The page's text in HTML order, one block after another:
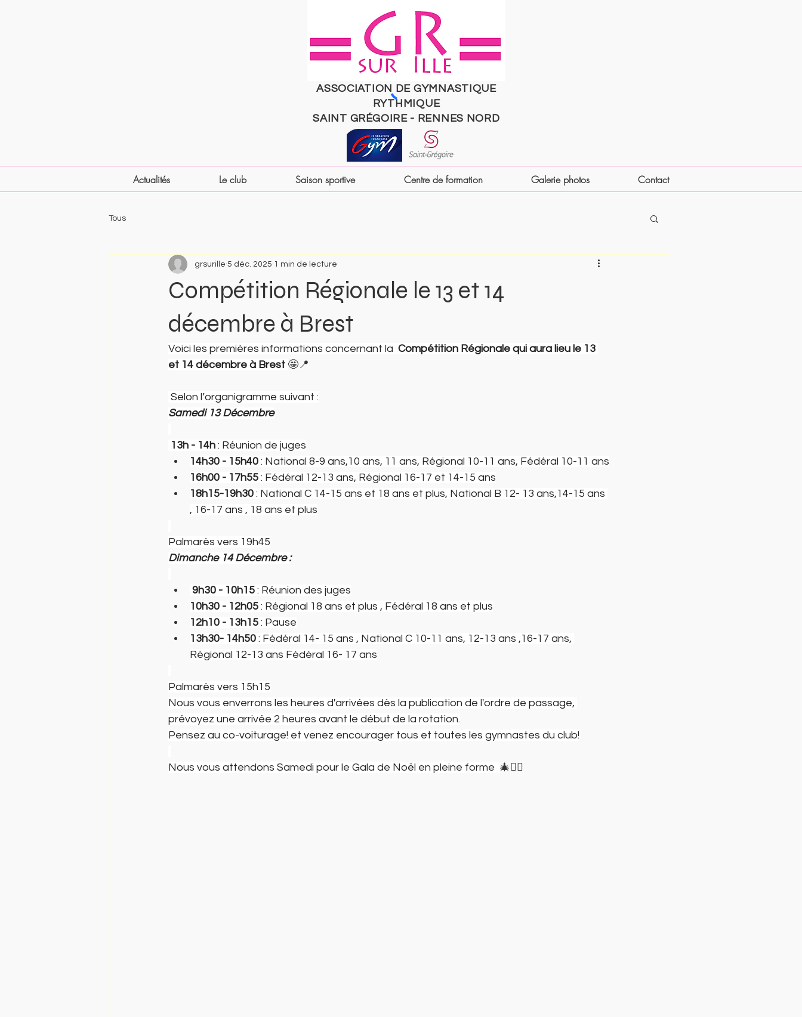
ASSOCIATION DE GYMNASTIQUE
RYTHMIQUE
SAINT GRÉGOIRE- RENNES NORD
Actualités Le club Saison sportive Centre de formation Galerie photos Contact
Tous
Compétition Régionale le 13 et 14
décembre à Brest
grsurille 5 déc. 2025 1 min de lecture
Voici les premières informations concernant la Compétition Régionale qui aura lieu le 13
et 14 décembre à Brest 🤩📍
Selon l’organigramme suivant :
Samedi 13 Décembre
13h - 14h : Réunion de juges
14h30 - 15h40 : National 8-9 ans,10 ans, 11 ans, Régional 10-11 ans, Fédéral 10-11 ans
16h00 - 17h55 : Fédéral 12-13 ans, Régional 16-17 et 14-15 ans
18h15-19h30 : National C 14-15 ans et 18 ans et plus, National B 12- 13 ans,14-15 ans
, 16-17 ans , 18 ans et plus
Palmarès vers 19h45
Dimanche 14 Décembre :
9h30 - 10h15 : Réunion des juges
10h30 - 12h05 : Régional 18 ans et plus , Fédéral 18 ans et plus
12h10 - 13h15 : Pause
13h30- 14h50 : Fédéral 14- 15 ans , National C 10-11 ans, 12-13 ans ,16-17 ans,
Régional 12-13 ans Fédéral 16- 17 ans
Palmarès vers 15h15
Nous vous enverrons les heures d'arrivées dès la publication de l'ordre de passage,
prévoyez une arrivée 2 heures avant le début de la rotation.
Pensez au co-voiturage! et venez encourager tous et toutes les gymnastes du club!
Nous vous attendons Samedi pour le Gala de Noël en pleine forme 🎄🤸‍♀️